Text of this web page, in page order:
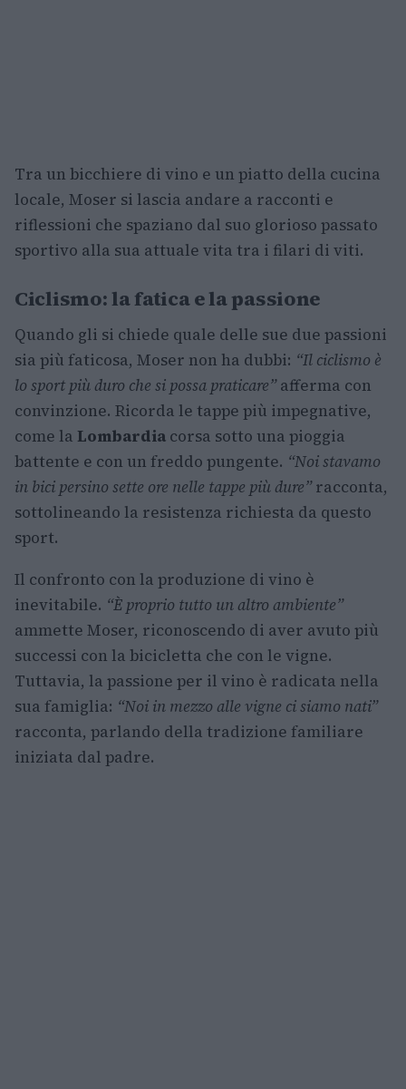
Tra un bicchiere di vino e un piatto della cucina
locale, Moser si lascia andare a racconti e
riflessioni che spaziano dal suo glorioso passato
sportivo alla sua attuale vita tra i filari di viti.
Ciclismo: la fatica e la passione
Quando gli si chiede quale delle sue due passioni
sia più faticosa, Moser non ha dubbi: “Il ciclismo è
lo sport più duro che si possa praticare”afferma con
convinzione. Ricorda le tappe più impegnative,
come la Lombardia corsa sotto una pioggia
battente e con un freddo pungente. “Noi stavamo
in bici persino sette ore nelle tappe più dure”racconta,
sottolineando la resistenza richiesta da questo
sport.
Il confronto con la produzione di vino è
inevitabile. “È proprio tutto un altro ambiente”
ammette Moser, riconoscendo di aver avuto più
successi con la bicicletta che con le vigne.
Tuttavia, la passione per il vino è radicata nella
sua famiglia: “Noi in mezzo alle vigne ci siamo nati”
racconta, parlando della tradizione familiare
iniziata dal padre.